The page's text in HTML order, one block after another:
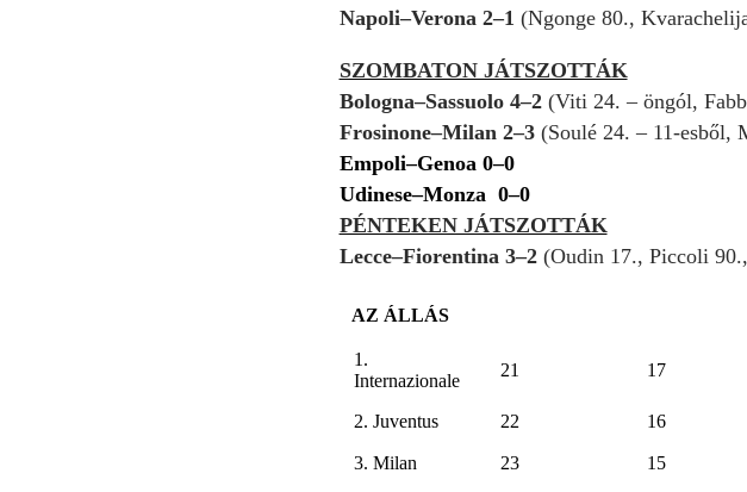
Napoli–Verona 2–1 (Ngonge 80.,
SZOMBATON JÁTSZOTTÁK
Bologna–Sassuolo 4–2 (Viti 24. – öngól,
Frosinone–Milan 2–3 (Soulé 24. – 11-esből,
Empoli–Genoa 0–0
Udinese–Monza 0–0
PÉNTEKEN JÁTSZOTTÁK
Lecce–Fiorentina 3–2(Oudin 17., Piccoli
1.
Internazionale
21 17
2. Juventus 22 16
3. Milan 23 15
AZ ÁLLÁS